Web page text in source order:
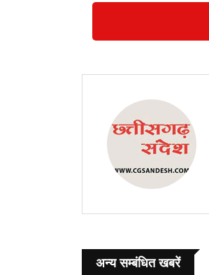
अन्य सम्बंधित खबरें